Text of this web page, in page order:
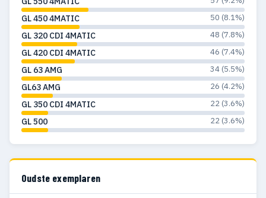
GL 450 4MATIC 50 (8.1%)
GL 320 CDI 4MATIC 48 (7.8%)
GL 420 CDI 4MATIC 46 (7.4%)
GL 63 AMG 34 (5.5%)
GL63 AMG 26 (4.2%)
GL 350 CDI 4MATIC 22 (3.6%)
GL 500 22 (3.6%)
Oudste exemplaren